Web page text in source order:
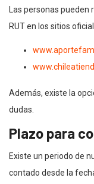
Las personas pueden
RUT en los sitios
Además, existe la
dudas.
Plazo para
Existe un periodo de
contado desde la